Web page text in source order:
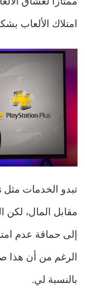
ممتازًا لعشاق
امتلاك الألعاب
مقابل المال، لكن
إلى حماقة عدم
الرغم من أن هذا
بالنسبة لي.